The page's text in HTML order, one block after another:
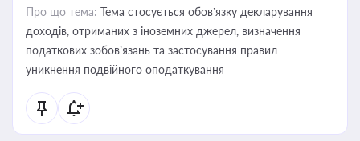
Про що тема: Тема стосується обов’язку декларування
доходів, отриманих з іноземних джерел, визначення
податкових зобов’язань та застосування правил
уникнення подвійного оподаткування